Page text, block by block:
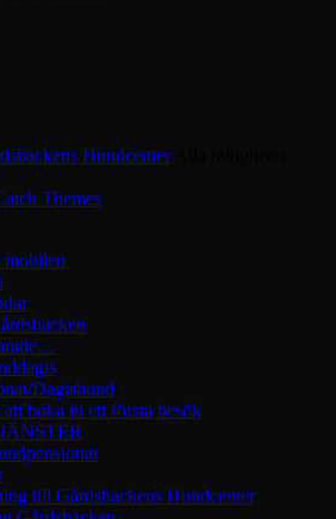
HundcenterAlla rättigheter
Themes
mobilen
Dagishund
boka in ett första besök
till Gårdsbackens Hundcenter